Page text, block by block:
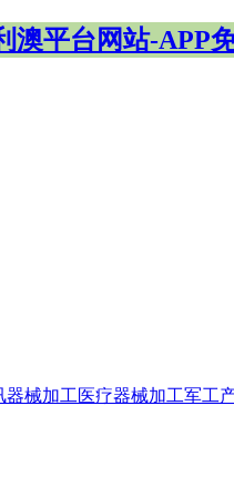
澳平台网站-APP
器械加工医疗器械加工军工